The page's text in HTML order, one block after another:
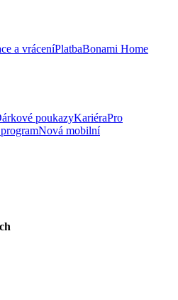
a vráceníPlatbaBonami Home
poukazyKariéraPro
Nová mobilní